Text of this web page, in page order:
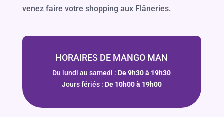
venez faire votre shopping aux Flâneries.
HORAIRES DE MANGO MAN
Du lundi au samedi : De 9h30 à 19h30
Jours fériés : De 10h00 à 19h00